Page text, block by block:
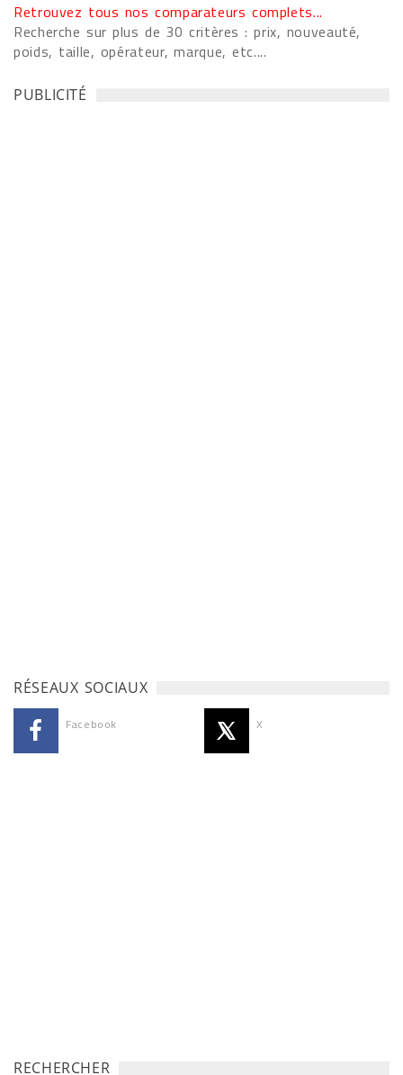
Retrouvez tous nos comparateurs complets...
Recherche sur plus de 30 critères : prix, nouveauté,
poids, taille, opérateur, marque, etc....
PUBLICITÉ
RÉSEAUX SOCIAUX
Facebook X
RECHERCHER